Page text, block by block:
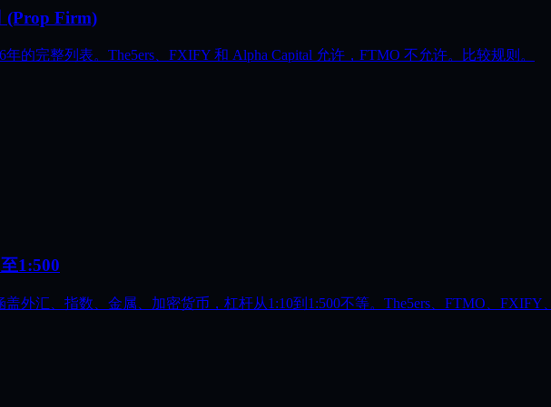
(Prop Firm)
的完整列表。The5ers、FXIFY 和 Alpha Capital 允许，FTMO 不允许。比较规则。
1:500
外汇、指数、金属、加密货币，杠杆从1:10到1:500不等。The5ers、FTMO、FXIFY